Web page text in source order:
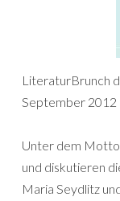
LiteraturBrunch
September 2012
Unter dem Motto
und diskutieren
Maria Seydlitz